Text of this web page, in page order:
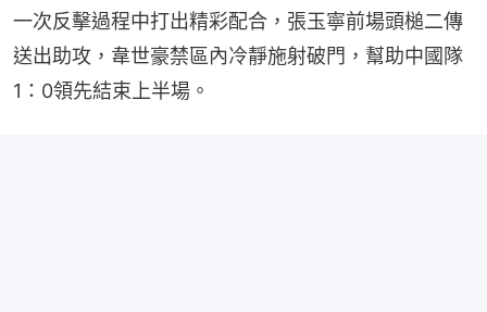
一次反擊過程中打出精彩配合，張玉寧前場頭槌二傳
送出助攻，韋世豪禁區內冷靜施射破門，幫助中國隊
1：0領先結束上半場。